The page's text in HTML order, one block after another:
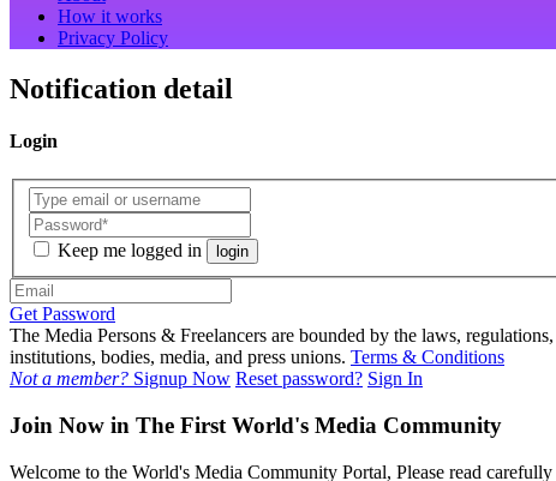
How it works
Privacy Policy
Notification detail
Login
Keep me logged in login
Get Password
The Media Persons & Freelancers are bounded by the laws,
institutions, bodies, media, and press unions. Terms & Conditions
Not a member? Signup Now Reset password? Sign In
Join Now in The First World's Media Community
Welcome to the World's Media Community Portal, Please read